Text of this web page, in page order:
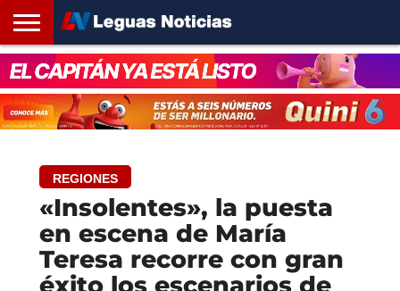
INICIO
SANTA
FE
ROSARIO24
REGIONES
ARGENTINA
OPINIÓN
CONTACTO
REGIONES
«Insolentes», la puesta
en escena de María
Teresa recorre con gran
éxito los escenarios de